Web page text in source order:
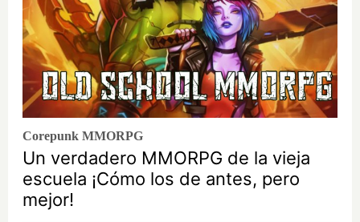
Corepunk MMORPG
Un verdadero MMORPG de la vieja
escuela ¡Cómo los de antes, pero
mejor!